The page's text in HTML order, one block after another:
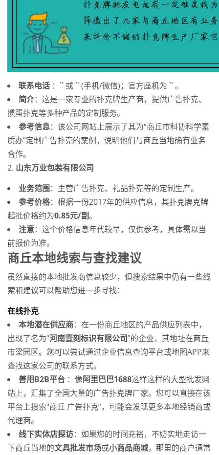
联系电话 ：`` 或 `` (手机/微信)；官方座机为 `` 。
简介：这是一家专业的扑克牌生产商，提供广告扑克、
掼蛋扑克等多种产品的定制服务。
参考信息：该公司网站上展示了其为“商丘市科协科学素
质办”定制广告扑克的案例，说明他们与商丘当地确有业务
合作。
2. 山东万业包装有限公司
业务范围：主营广告扑克、礼品扑克等的定制生产。
参考价格：根据一份2017年的供应信息，其扑克牌克牌
起批价格约为0.85元/副。
注意：这个价格信息年代较早，仅供参考，具体需以当
前报价为准。
商丘本地线索与查找建议
虽然直接的本地批发商信息较少，但搜索结果中仍有一些线
索和建议可以帮助您进一步寻找：
在线扑克
本地潜在供应商：在一份商丘地区的产品供应列表中，
出现了名为“河南壹刻标识有限公司”的企业，其地址在商丘
市梁园区。您可以尝试通过企业信息查询平台或地图APP来
查找这家公司的联系方式。
善用B2B平台 ：像阿里巴巴1688这样这样的大型批发网
站上，汇集了全国大量的广告扑克牌厂家。您可以直接在该
平台上搜索“商丘 广告扑克”，可能会发现更多本地经销商或
代理商。
线下实体店探访：如果您的时间充裕，不妨实地走访一
下商丘当地的文具批发市场或小商品商城，那里的商户通常